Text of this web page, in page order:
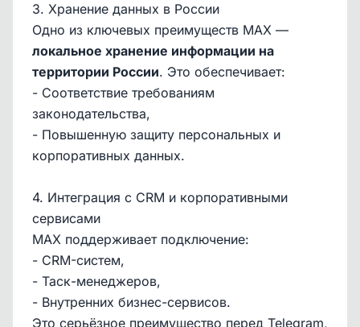
3. Хранение данных в России
Одно из ключевых преимуществ MAX —
локальное хранение информации на
территории России. Это обеспечивает:
- Соответствие требованиям
законодательства,
- Повышенную защиту персональных и
корпоративных данных.
4. Интеграция с CRM и корпоративными
сервисами
MAX поддерживает подключение:
- CRM-систем,
- Таск-менеджеров,
- Внутренних бизнес-сервисов.
Это серьёзное преимущество перед Telegram,